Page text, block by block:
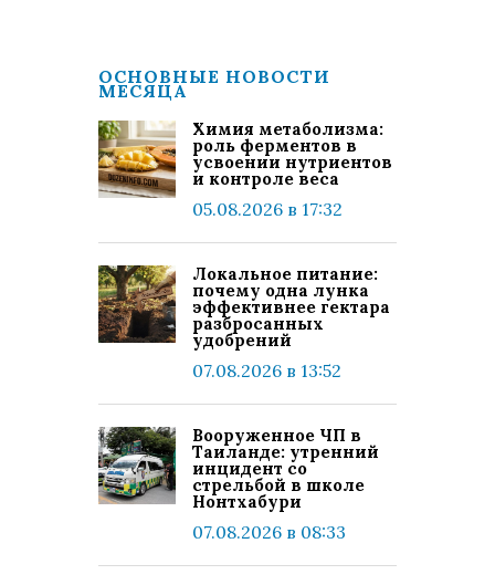
ОСНОВНЫЕ НОВОСТИ
МЕСЯЦА
Химия метаболизма:
роль ферментов в
усвоении нутриентов
и контроле веса
05.08.2026 в 17:32
Локальное питание:
почему одна лунка
эффективнее гектара
разбросанных
удобрений
07.08.2026 в 13:52
Вооруженное ЧП в
Таиланде: утренний
инцидент со
стрельбой в школе
Нонтхабури
07.08.2026 в 08:33